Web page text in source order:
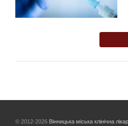
© 2012-2026 Вінницька міська клінічна